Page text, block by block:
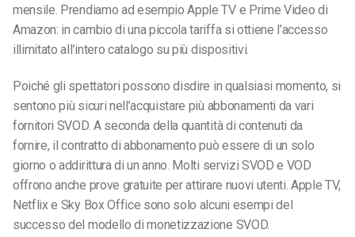
mensile. Prendiamo ad esempio Apple TV e Prime Video di
Amazon: in cambio di una piccola tariffa si ottiene l’accesso
illimitato all’intero catalogo su più dispositivi.
Poiché gli spettatori possono disdire in qualsiasi momento, si
sentono più sicuri nell’acquistare più abbonamenti da vari
fornitori SVOD. A seconda della quantità di contenuti da
fornire, il contratto di abbonamento può essere di un solo
giorno o addirittura di un anno. Molti servizi SVOD e VOD
offrono anche prove gratuite per attirare nuovi utenti. Apple TV,
Netflix e Sky Box Office sono solo alcuni esempi del
successo del modello di monetizzazione SVOD.